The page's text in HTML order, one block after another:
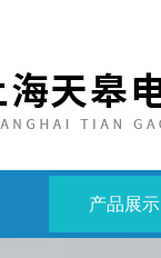
产品展示